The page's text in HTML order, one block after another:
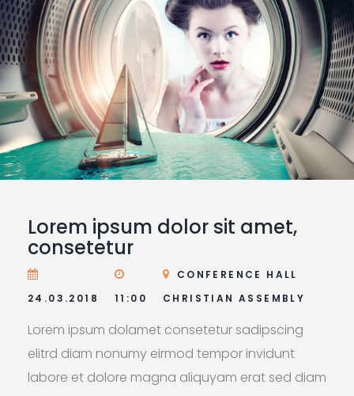
Lorem ipsum dolor sit amet,
consetetur
24.03.2018 11:00
CONFERENCE HALL
CHRISTIAN ASSEMBLY
Lorem ipsum dolamet consetetur sadipscing
elitrd diam nonumy eirmod tempor invidunt
labore et dolore magna aliquyam erat sed diam